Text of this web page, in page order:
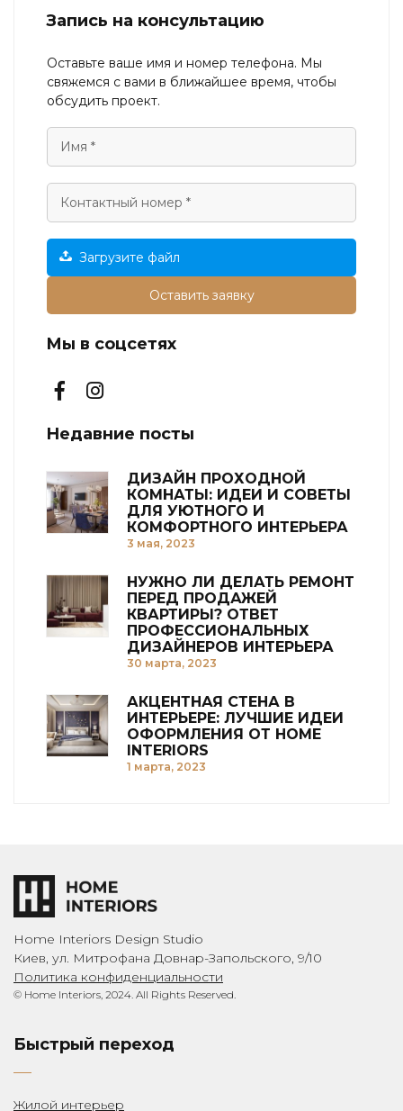
Запись на консультацию
Оставьте ваше имя и номер телефона. Мы
свяжемся с вами в ближайшее время, чтобы
обсудить проект.
Загрузите файл
Оставить заявку
Мы в соцсетях
Недавние посты
ДИЗАЙН ПРОХОДНОЙ
КОМНАТЫ: ИДЕИ И СОВЕТЫ
ДЛЯ УЮТНОГО И
КОМФОРТНОГО ИНТЕРЬЕРА
3 мая, 2023
НУЖНО ЛИ ДЕЛАТЬ РЕМОНТ
ПЕРЕД ПРОДАЖЕЙ
КВАРТИРЫ? ОТВЕТ
ПРОФЕССИОНАЛЬНЫХ
ДИЗАЙНЕРОВ ИНТЕРЬЕРА
30 марта, 2023
АКЦЕНТНАЯ СТЕНА В
ИНТЕРЬЕРЕ: ЛУЧШИЕ ИДЕИ
ОФОРМЛЕНИЯ ОТ HOME
INTERIORS
1 марта, 2023
Home Interiors Design Studio
Киев, ул. Митрофана Довнар-Запольского, 9/10
Политика конфиденциальности
© Home Interiors, 2024. All Rights Reserved.
Быстрый переход
Жилой интерьер